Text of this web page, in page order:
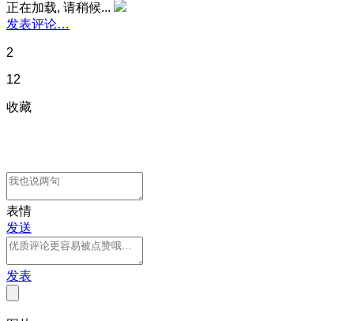
正在加载, 请稍候...
发表评论…
2
12
收藏
表情
发送
发表